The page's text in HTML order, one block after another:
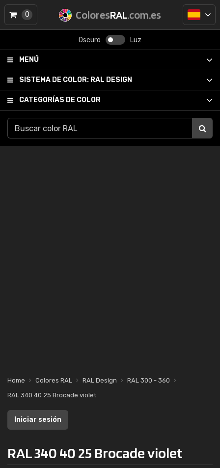
ColoresRAL.com.es
Oscuro Luz
MENÚ
SISTEMA DE COLOR: RAL DESIGN
CATEGORÍAS DE COLOR
0
Home Colores RAL RAL Design
RAL 300 - 360
RAL 340 40 25 Brocade violet
Iniciar sesión
RAL 340 40 25 Brocade violet